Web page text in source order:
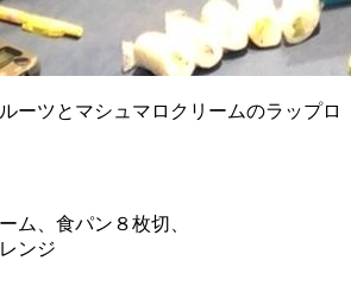
ーツとマシュマロクリームのラップロ
ム、食パン８枚切、
ンジ